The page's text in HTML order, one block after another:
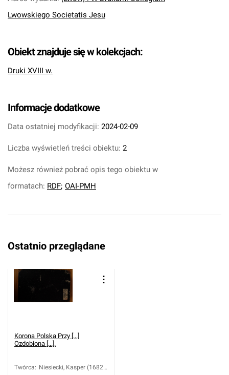
Lwowskiego Societatis Jesu
Obiekt znajduje się w kolekcjach:
Druki XVIII w.
Informacje dodatkowe
Data ostatniej modyfikacji: 2024-02-09
Liczba wyświetleń treści obiektu: 2
Możesz również pobrać opis tego obiektu w
formatach: RDF; OAI-PMH
Ostatnio przeglądane
Korona Polska Przy [...]
Ozdobiona [...].
Twórca: Niesiecki, Kasper (1682-